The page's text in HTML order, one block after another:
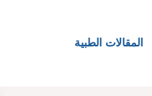
المقالات الطبية